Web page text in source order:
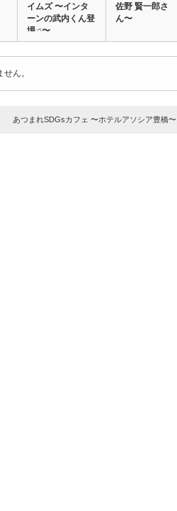
イムズ 〜インタ
ーンの武内くん登
場♫〜
佐野 賢一郎さ
ん〜
ん。
あつまれSDGsカフェ 〜ホテルアソシア豊橋〜